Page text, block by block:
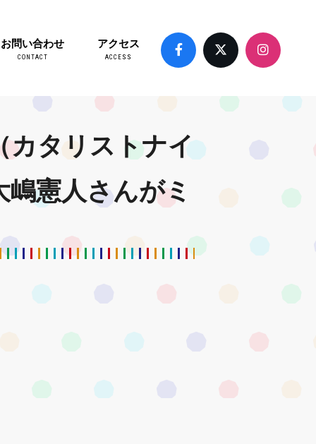
お問い合わせ
CONTACT
アクセス
ACCESS
タリストナイ
憲人さんがミ